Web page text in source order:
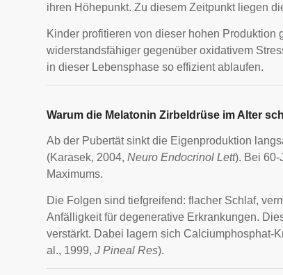
ihren Höhepunkt. Zu diesem Zeitpunkt liegen
Kinder profitieren von dieser hohen
widerstandsfähiger gegenüber oxidativem
in dieser Lebensphase so effizient ablaufen.
Warum die Melatonin Zirbeldrüse im Alter
Ab der Pubertät sinkt die Eigenproduktion
(Karasek, 2004, Neuro Endocrinol Lett). Bei 60-
Maximums.
Die Folgen sind tiefgreifend: flacher Schlaf,
Anfälligkeit für degenerative Erkrankungen.
verstärkt. Dabei lagern sich Calciumphosphat-
al., 1999, J Pineal Res).